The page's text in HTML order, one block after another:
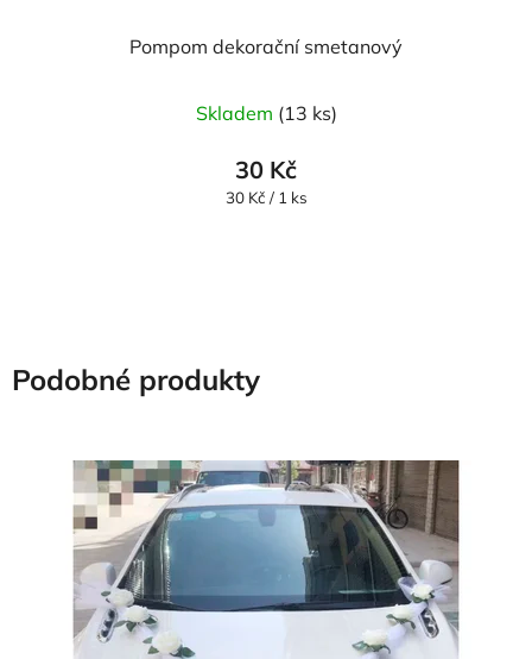
Pompom dekorační smetanový
Skladem (13 ks)
30 Kč
Měrná
30 Kč / 1 ks
Podobné produkty